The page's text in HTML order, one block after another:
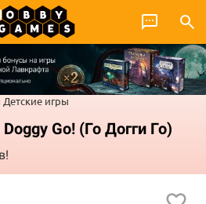
Детские игры
Go! (Го Догги Го)